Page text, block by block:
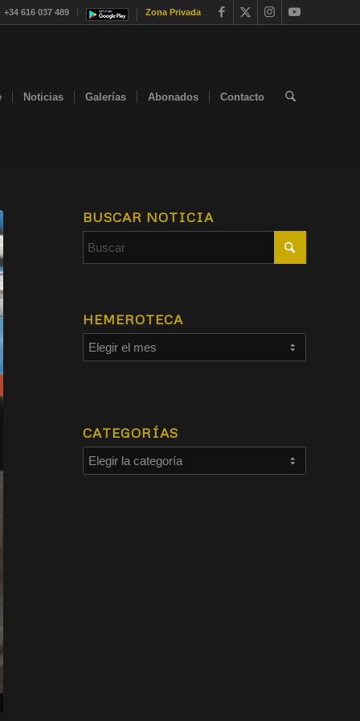
+34 616 037 489 Zona Privada
Noticias Galerías Abonados Contacto
BUSCAR NOTICIA
HEMEROTECA
CATEGORÍAS